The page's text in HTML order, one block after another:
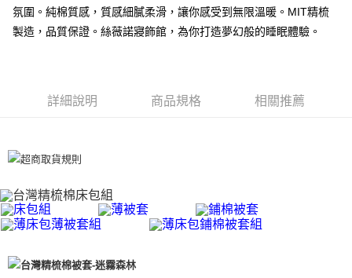
付款後全家取貨
每筆NT$60
每筆NT$60
宅配(包含郵寄包裹/大型物件運費另計)
氛圍。純棉質感，質感細膩柔滑，讓你感受到無限溫暖。MIT精梳
製造，品質保證。絲薇諾寢飾館，為你打造夢幻般的睡眠體驗。
詳細說明 商品規格 相關推薦